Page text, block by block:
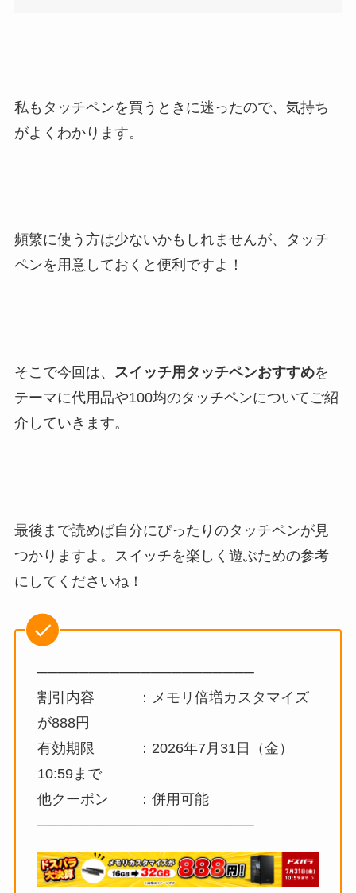
私もタッチペンを買うときに迷ったので、気持ち
がよくわかります。
頻繁に使う方は少ないかもしれませんが、タッチ
ペンを用意しておくと便利ですよ！
そこで今回は、 スイッチ用タッチペンおすすめを
テーマに代用品や100均のタッチペンについてご紹
介していきます。
最後まで読めば自分にぴったりのタッチペンが見
つかりますよ。スイッチを楽しく遊ぶための参考
にしてくださいね！
─────────────────────
割引内容 ：メモリ倍増カスタマイズ
が888円
有効期限 ：2026年7月31日（金）
10:59まで
他クーポン ：併用可能
─────────────────────